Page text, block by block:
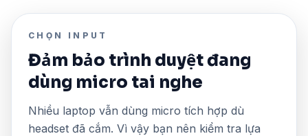
CHỌN INPUT
Đảm bảo trình duyệt đang
dùng micro tai nghe
Nhiều laptop vẫn dùng micro tích hợp dù
headset đã cắm. Vì vậy bạn nên kiểm tra lựa